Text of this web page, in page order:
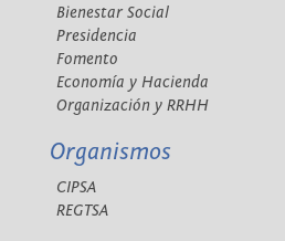
Bienestar Social
Presidencia
Fomento
Economía y Hacienda
Organización y RRHH
Organismos
CIPSA
REGTSA